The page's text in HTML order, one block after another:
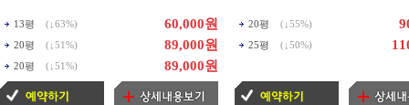
13평 (↓ 63%) 60,000원
20평 (↓ 51%) 89,000원
20평 (↓ 51%) 89,000원
20평 (↓ 55%)
25평 (↓ 50%)